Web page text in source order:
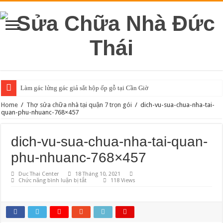
Làm gác lửng gác giả sắt hộp ốp gỗ tại Cần Giờ
Home / Thợ sửa chữa nhà tại quận 7 trọn gói / dich-vu-sua-chua-nha-tai-
quan-phu-nhuanc-768×457
dich-vu-sua-chua-nha-tai-quan-
phu-nhuanc-768×457
Duc Thai Center
18 Tháng 10, 2021
Chức năng bình luận bị tắtở
chua-
tai-
118 Views